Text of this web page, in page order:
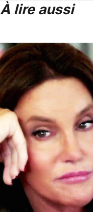
À lire aussi